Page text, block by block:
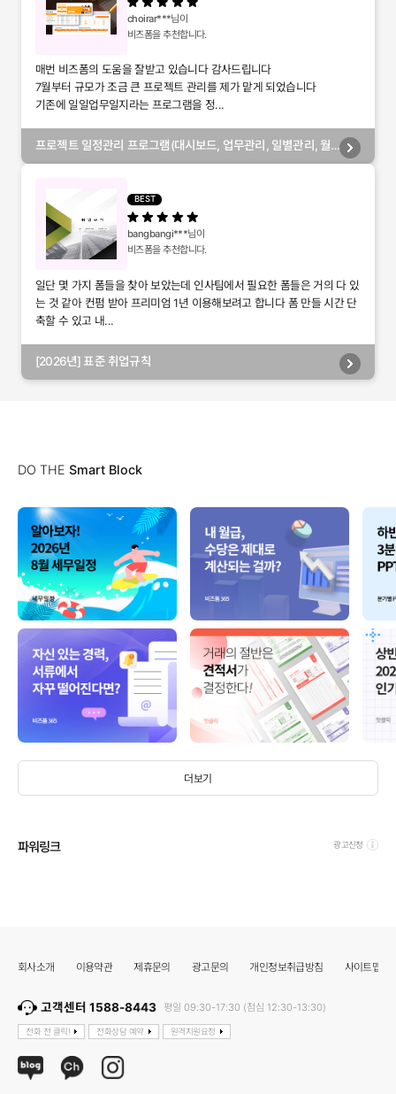
choirar***님이
비즈폼을 추천합니다.
매번 비즈폼의 도움을 잘받고 있습니다 감사드립니다
7월부터 규모가 조금 큰 프로젝트 관리를 제가 맡게 되었습니다
기존에 일일업무일지라는 프로그램을 정...
프로젝트 일정관리 프로그램(대시보드, 업무관리, 일별관리, 월
BEST
bangbangi***님이
비즈폼을 추천합니다.
일단 몇 가지 폼들을 찾아 보았는데 인사팀에서 필요한 폼들은 거의 다 있
는 것 같아 컨펌 받아 프리미엄 1년 이용해보려고 합니다 폼 만들 시간 단
축할 수 있고 내...
[2026년] 표준 취업규칙
DO THE Smart Block
더보기
파워링크 광고신청
회사소개 이용약관 제휴문의 광고문의 개인정보취급방침 사이트맵
고객센터 1588-8443 평일 09:30-17:30 (점심 12:30-13:30)
전화 전 클릭! 전화상담 예약 원격지원요청